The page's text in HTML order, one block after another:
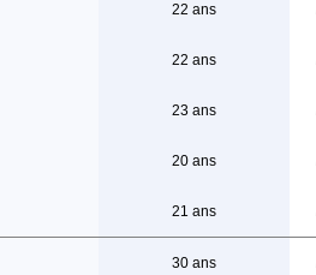
22 ans
22 ans
23 ans
20 ans
21 ans
30 ans